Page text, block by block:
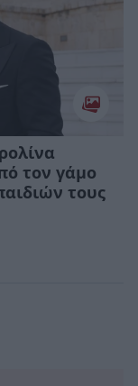
τον γάμο
τους